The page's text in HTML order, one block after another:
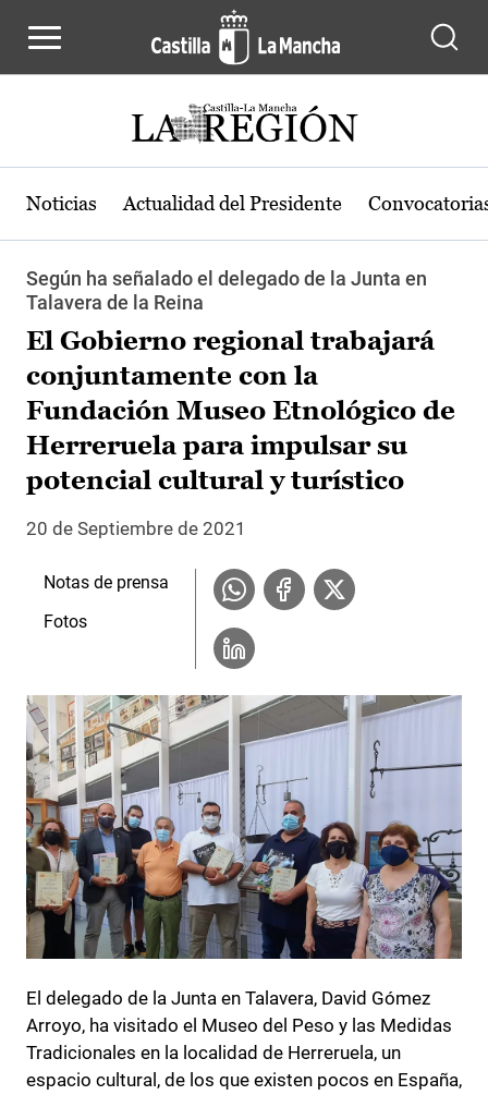
Noticias Actualidad del Presidente
Según ha señalado el delegado de la Junta en
Talavera de la Reina
El Gobierno regional trabajará
conjuntamente con la
Fundación Museo Etnológico de
Herreruela para impulsar su
potencial cultural y turístico
20 de Septiembre de 2021
El delegado de la Junta en Talavera, David Gómez
Arroyo, ha visitado el Museo del Peso y las Medidas
Tradicionales en la localidad de Herreruela, un
espacio cultural, de los que existen pocos en España,
Notas de prensa
Fotos